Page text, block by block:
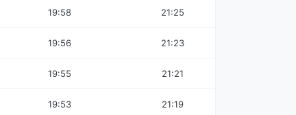
19:58 21:25
19:56 21:23
19:55 21:21
19:53 21:19